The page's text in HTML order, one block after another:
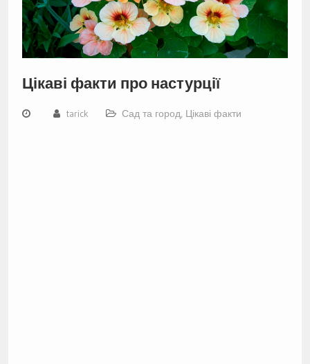
Цікаві факти про настурції
tarick Сад та город, Цікаві факти